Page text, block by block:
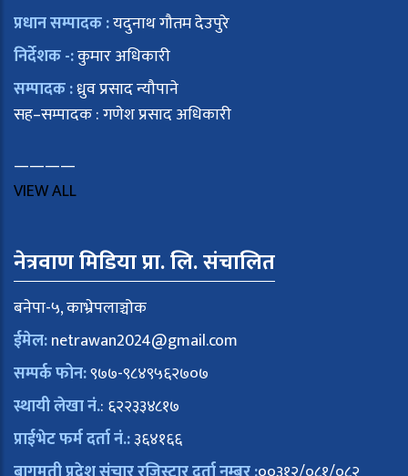
प्रधान सम्पादक :यदुनाथ गौतम देउपुरे
निर्देशक -:कुमार अधिकारी
सम्पादक :ध्रुव प्रसाद न्यौपाने
सह–सम्पादक : गणेश प्रसाद अधिकारी
————
VIEW ALL
नेत्रवाण मिडिया प्रा. लि. संचालित
बनेपा-५, काभ्रेपलाञ्चोक
ईमेल:netrawan2024@gmail.com
सम्पर्क फोन:९७७-९८४९५६२७०७
स्थायी लेखा नं.: ६२२३३४८१७
प्राईभेट फर्म दर्ता नं.:३६४१६६